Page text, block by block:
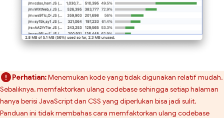
Perhatian:Menemukan kode yang tidak digunakan relatif mudah.
Sebaliknya, memfaktorkan ulang codebase sehingga setiap halaman
hanya berisi JavaScript dan CSS yang diperlukan bisa jadi sulit.
Panduan ini tidak membahas cara memfaktorkan ulang codebase